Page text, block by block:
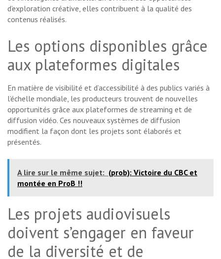
d’exploration créative, elles contribuent à la qualité des
contenus réalisés.
Les options disponibles grâce
aux plateformes digitales
En matière de visibilité et d’accessibilité à des publics variés à
l’échelle mondiale, les producteurs trouvent de nouvelles
opportunités grâce aux plateformes de streaming et de
diffusion vidéo. Ces nouveaux systèmes de diffusion
modifient la façon dont les projets sont élaborés et
présentés.
A lire sur le même sujet: (prob): Victoire du CBC et
montée en ProB !!
Les projets audiovisuels
doivent s’engager en faveur
de la diversité et de